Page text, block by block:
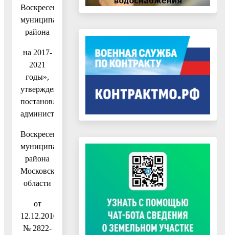
Воскресенского
муниципального
района
на 2017-
2021
годы»,
утвержденную
постановлением
администрации
Воскресенского
муниципального
района
Московской
области
от
12.12.2016
№ 2822-